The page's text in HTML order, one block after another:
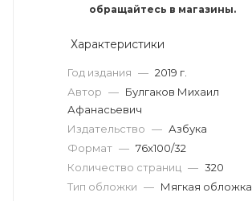
обращайтесь в магазины.
Характеристики
Год издания — 2019 г.
Автор — Булгаков Михаил
Афанасьевич
Издательство — Азбука
Формат — 76x100/32
Количество страниц — 320
Тип обложки — Мягкая обложка